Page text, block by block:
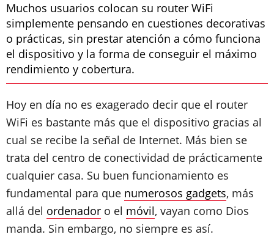
Muchos usuarios colocan su router WiFi
simplemente pensando en cuestiones decorativas
o prácticas, sin prestar atención a cómo funciona
el dispositivo y la forma de conseguir el máximo
rendimiento y cobertura.
Hoy en día no es exagerado decir que el router
WiFi es bastante más que el dispositivo gracias al
cual se recibe la señal de Internet. Más bien se
trata del centro de conectividad de prácticamente
cualquier casa. Su buen funcionamiento es
fundamental para que numerosos gadgets, más
allá del ordenador o el móvil, vayan como Dios
manda. Sin embargo, no siempre es así.